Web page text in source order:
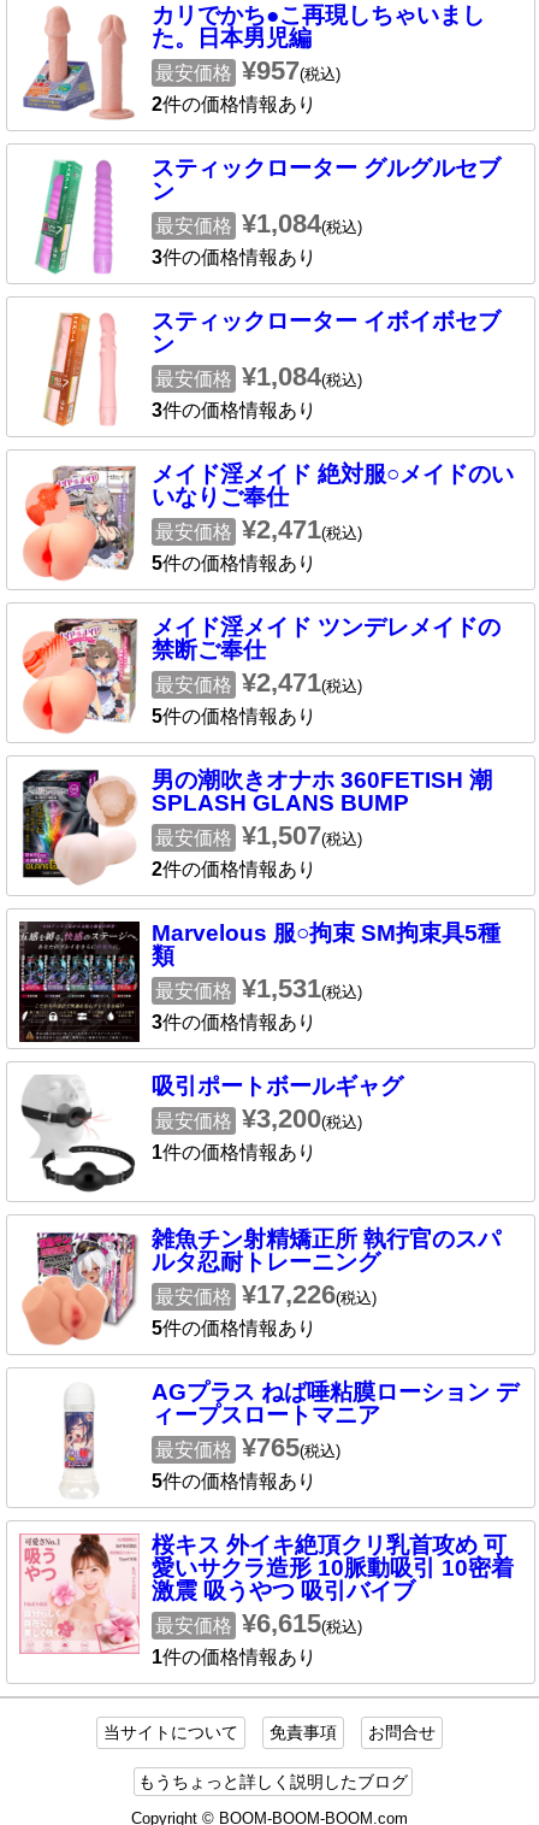
カリでかち●こ再現しちゃいまし
た。日本男児編
最安価格 ¥957(税込)
2件の価格情報あり
スティックローター グルグルセブ
ン
最安価格 ¥1,084(税込)
3件の価格情報あり
スティックローター イボイボセブ
ン
最安価格 ¥1,084(税込)
3件の価格情報あり
メイド淫メイド 絶対服○メイドのい
いなりご奉仕
最安価格 ¥2,471(税込)
5件の価格情報あり
メイド淫メイド ツンデレメイドの
禁断ご奉仕
最安価格 ¥2,471(税込)
5件の価格情報あり
男の潮吹きオナホ 360FETISH 潮
SPLASH GLANS BUMP
最安価格 ¥1,507(税込)
2件の価格情報あり
Marvelous 服○拘束 SM拘束具5種
類
最安価格 ¥1,531(税込)
3件の価格情報あり
吸引ポートボールギャグ
最安価格 ¥3,200(税込)
1件の価格情報あり
雑魚チン射精矯正所 執行官のスパ
ルタ忍耐トレーニング
最安価格 ¥17,226(税込)
5件の価格情報あり
AGプラス ねば唾粘膜ローション デ
ィープスロートマニア
最安価格 ¥765(税込)
5件の価格情報あり
桜キス 外イキ絶頂クリ乳首攻め 可
愛いサクラ造形 10脈動吸引 10密着
激震 吸うやつ 吸引バイブ
最安価格 ¥6,615(税込)
1件の価格情報あり
当サイトについて 免責事項 お問合せ
もうちょっと詳しく説明したブログ
Copyright © BOOM-BOOM-BOOM.com